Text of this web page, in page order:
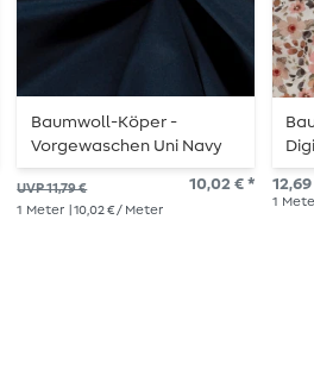
Baumwoll-Köper -
Vorgewaschen Uni Navy
UVP 11,79 € 10,02 € *
1 Meter | 10,02 € / Meter
1